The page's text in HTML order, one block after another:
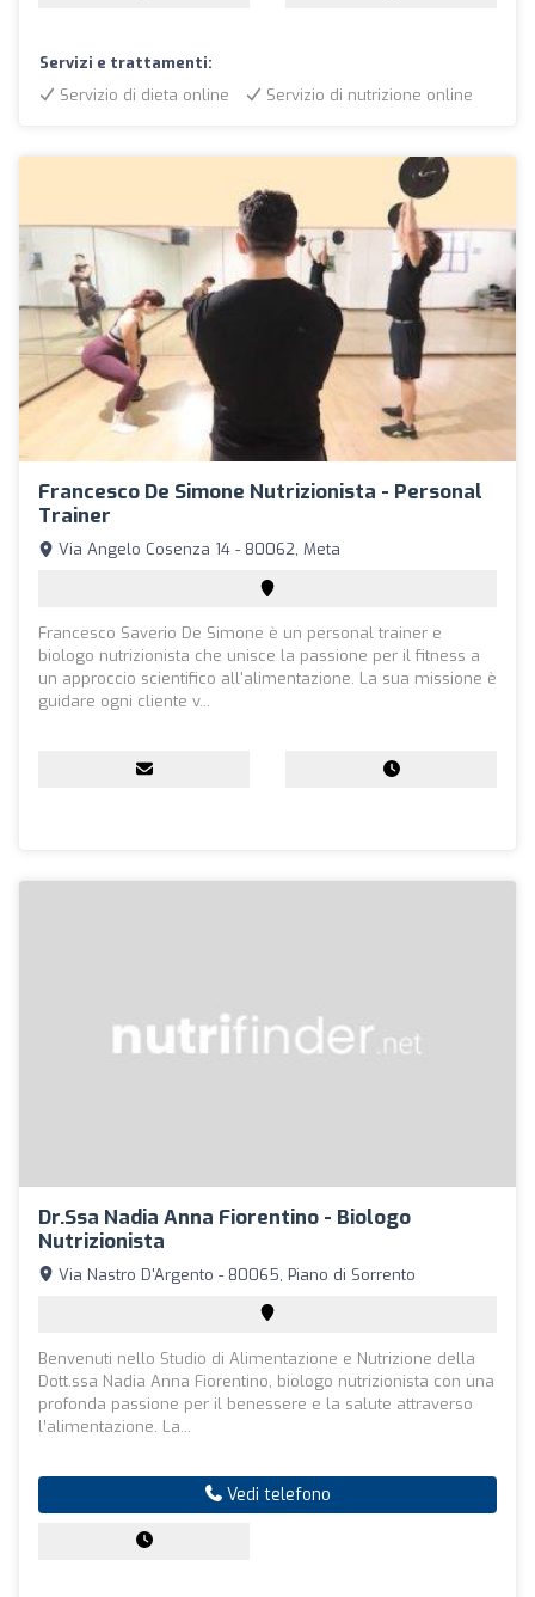
Servizi e trattamenti:
Servizio di dieta online
Servizio di nutrizione online
Francesco De Simone Nutrizionista - Personal
Trainer
Via Angelo Cosenza 14 - 80062, Meta
Francesco Saverio De Simone è un personal trainer e
biologo nutrizionista che unisce la passione per il fitness a
un approccio scientifico all'alimentazione. La sua missione è
guidare ogni cliente v...
Dr.ssa Nadia Anna Fiorentino - Biologo
Nutrizionista
Via Nastro D'Argento - 80065, Piano di Sorrento
Benvenuti nello Studio di Alimentazione e Nutrizione della
Dott.ssa Nadia Anna Fiorentino, biologo nutrizionista con una
profonda passione per il benessere e la salute attraverso
l’alimentazione. La...
Vedi telefono